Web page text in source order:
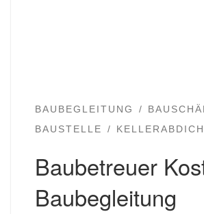
BAUBEGLEITUNG
BAUSTELLE
Baubetreuer
Baubegleitung